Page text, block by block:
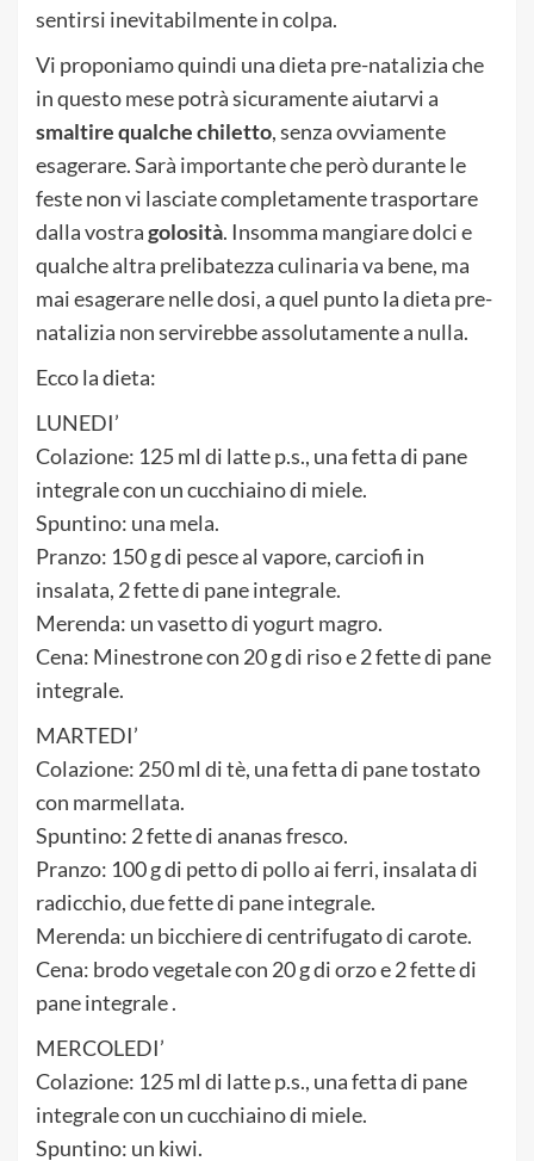
sentirsi inevitabilmente in colpa.
Vi proponiamo quindi una dieta pre-natalizia che
in questo mese potrà sicuramente aiutarvi a
smaltire qualche chiletto, senza ovviamente
esagerare. Sarà importante che però durante le
feste non vi lasciate completamente trasportare
dalla vostragolosità. Insomma mangiare dolci e
qualche altra prelibatezza culinaria va bene, ma
mai esagerare nelle dosi, a quel punto la dieta pre-
natalizia non servirebbe assolutamente a nulla.
Ecco la dieta:
LUNEDI’
Colazione: 125 ml di latte p.s., una fetta di pane
integrale con un cucchiaino di miele.
Spuntino: una mela.
Pranzo: 150 g di pesce al vapore, carciofi in
insalata, 2 fette di pane integrale.
Merenda: un vasetto di yogurt magro.
Cena: Minestrone con 20 g di riso e 2 fette di pane
integrale.
MARTEDI’
Colazione: 250 ml di tè, una fetta di pane tostato
con marmellata.
Spuntino: 2 fette di ananas fresco.
Pranzo: 100 g di petto di pollo ai ferri, insalata di
radicchio, due fette di pane integrale.
Merenda: un bicchiere di centrifugato di carote.
Cena: brodo vegetale con 20 g di orzo e 2 fette di
pane integrale .
MERCOLEDI’
Colazione: 125 ml di latte p.s., una fetta di pane
integrale con un cucchiaino di miele.
Spuntino: un kiwi.